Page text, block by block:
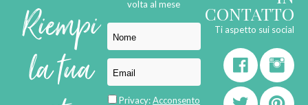
Riempi
la tua
volta al mese
Privacy:Acconsento
CONTATTO
Ti aspetto sui social